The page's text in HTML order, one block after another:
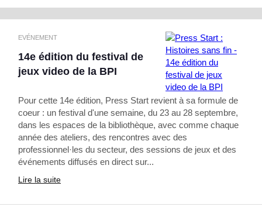
EVÉNEMENT
14e édition du festival de
jeux video de la BPI
Pour cette 14e édition, Press Start revient à sa formule de
coeur : un festival d'une semaine, du 23 au 28 septembre,
dans les espaces de la bibliothèque, avec comme chaque
année des ateliers, des rencontres avec des
professionnel·les du secteur, des sessions de jeux et des
événements diffusés en direct sur...
Lire la suite